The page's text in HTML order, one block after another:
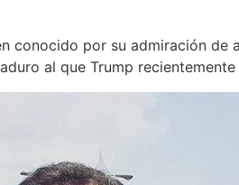
conocido por su admiración de
al que Trump